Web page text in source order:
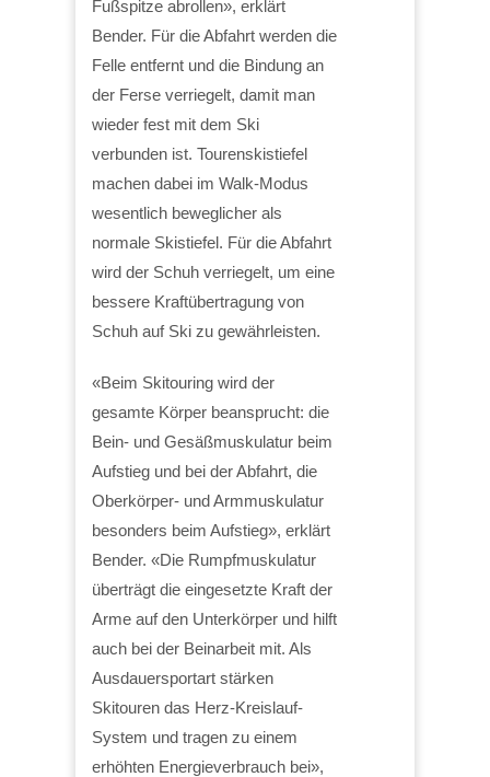
Fußspitze abrollen», erklärt
Bender. Für die Abfahrt werden die
Felle entfernt und die Bindung an
der Ferse verriegelt, damit man
wieder fest mit dem Ski
verbunden ist. Tourenskistiefel
machen dabei im Walk-Modus
wesentlich beweglicher als
normale Skistiefel. Für die Abfahrt
wird der Schuh verriegelt, um eine
bessere Kraftübertragung von
Schuh auf Ski zu gewährleisten.
«Beim Skitouring wird der
gesamte Körper beansprucht: die
Bein- und Gesäßmuskulatur beim
Aufstieg und bei der Abfahrt, die
Oberkörper- und Armmuskulatur
besonders beim Aufstieg», erklärt
Bender. «Die Rumpfmuskulatur
überträgt die eingesetzte Kraft der
Arme auf den Unterkörper und hilft
auch bei der Beinarbeit mit. Als
Ausdauersportart stärken
Skitouren das Herz-Kreislauf-
System und tragen zu einem
erhöhten Energieverbrauch bei»,